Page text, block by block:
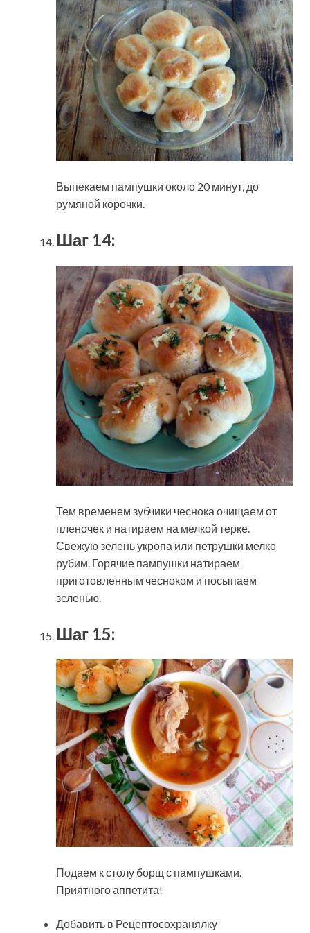
Выпекаем пампушки около 20 минут, до
румяной корочки.
Шаг 14:
Тем временем зубчики чеснока очищаем от
пленочек и натираем на мелкой терке.
Свежую зелень укропа или петрушки мелко
рубим. Горячие пампушки натираем
приготовленным чесноком и посыпаем
зеленью.
Шаг 15:
Подаем к столу борщ с пампушками.
Приятного аппетита!
Добавить в Рецептосохранялку